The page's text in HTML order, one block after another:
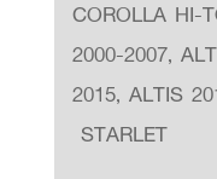
COROLLA HI-
2000-2007,
2015, ALTIS
STARLET